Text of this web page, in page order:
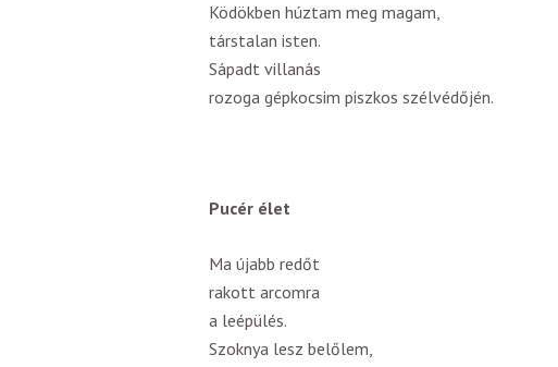
Ködökben húztam meg magam,
társtalan isten.
Sápadt villanás
rozoga gépkocsim piszkos szélvédőjén.
Pucér élet
Ma újabb redőt
rakott arcomra
a leépülés.
Szoknya lesz belőlem,